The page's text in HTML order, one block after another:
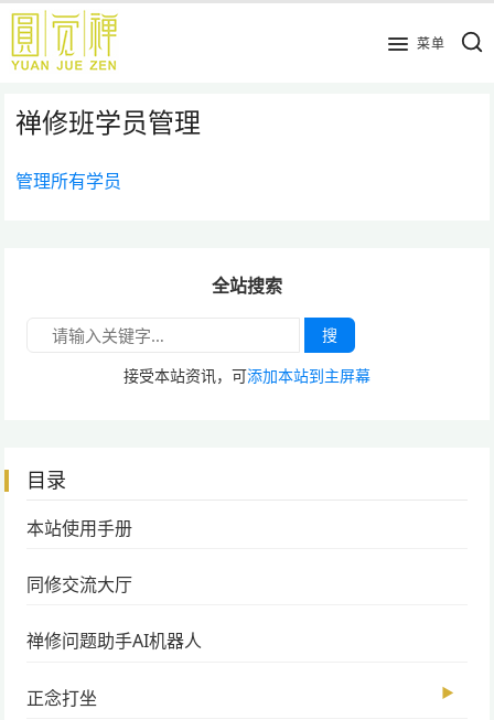
跳
主
内
菜单
禅修班学员管理
管理所有学员
全站搜索
搜
接受本站资讯，可添加本站到主屏幕
目录
本站使用手册
同修交流大厅
禅修问题助手AI机器人
正念打坐 ▶